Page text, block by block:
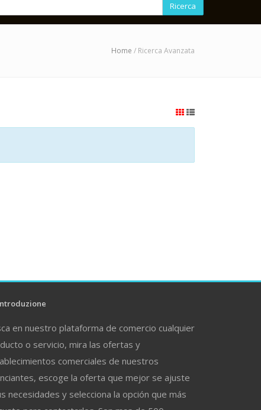
Ricerca
Home / Ricerca Avanzata
en nuestro plataforma de comercio cualquier
o servicio, mira las ofertas y
comerciales de nuestros
escoge la oferta que mejor se ajuste
necesidades y selecciona la opción que más